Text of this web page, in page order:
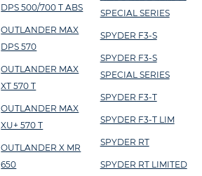
DPS 500/700 T ABS
OUTLANDER MAX
DPS 570
OUTLANDER MAX
XT 570 T
OUTLANDER MAX
XU+ 570 T
OUTLANDER X MR
650
SPECIAL SERIES
SPYDER F3-S
SPYDER F3-S
SPECIAL SERIES
SPYDER F3-T
SPYDER F3-T LIM
SPYDER RT
SPYDER RT LIMITED